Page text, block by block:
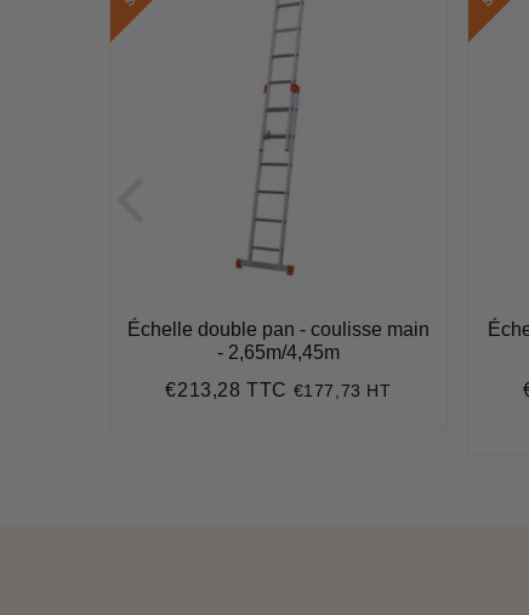
Échelle double pan - coulisse main
- 2,65m/4,45m
Prix
€213,28 TTC €213,28
€177,73 HT